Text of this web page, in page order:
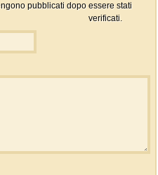
pubblicati dopo essere stati
verificati.